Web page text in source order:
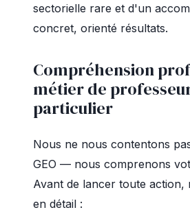
sectorielle rare et d'un
concret, orienté résultats.
Compréhension
métier de
particulier
Nous ne nous contentons
GEO — nous comprenons
Avant de lancer toute action,
en détail :